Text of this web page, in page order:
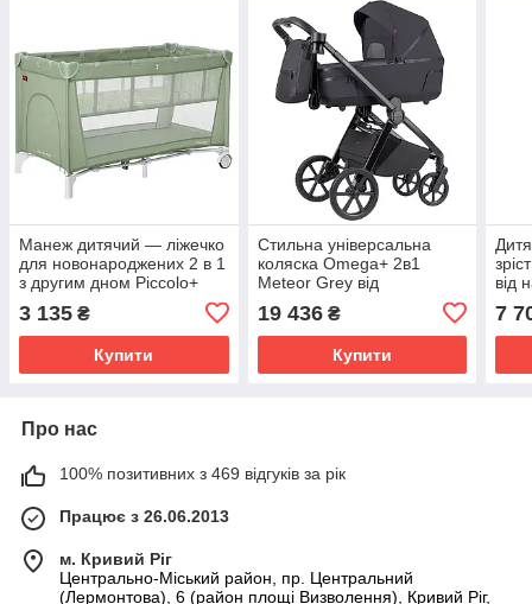
Манеж дитячий — ліжечко
для новонароджених 2 в 1
з другим дном Piccolo+
125*65 см CARRELLO
зелений
3 135 ₴
Купити
Стильна універсальна
коляска Omega+ 2в1
Meteor Grey від
народження до 4-х років
(до 22 кг) Carrello Сірий
19 436₴
Купити
від
7
Про нас
100% позитивних з 469 відгуків за рік
Працює з 26.06.2013
м. Кривий Ріг
Центрально-Міський район, пр. Центральний
(Лермонтова), 6 (район площі Визволення), Кривий Ріг,